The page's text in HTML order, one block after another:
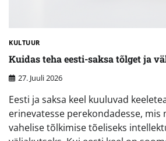
KULTUUR
Kuidas teha eesti-saksa tõlget ja
27. Juuli 2026
Eesti ja saksa keel kuuluvad
erinevatesse perekondadesse, mis
vahelise tõlkimise tõeliseks